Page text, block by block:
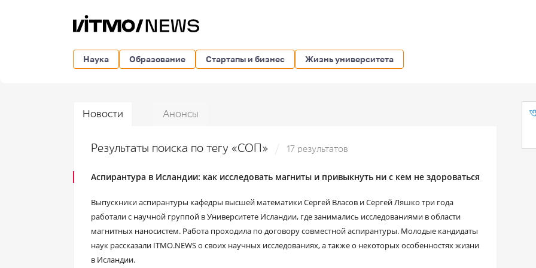
Наука Образование Стартапы и бизнес Жизнь университета
Новости Анонсы
Результаты поиска по тегу «СОП» 17 результатов
Аспирантура в Исландии: как исследовать магниты и привыкнуть ни с кем не здороваться
Выпускники аспирантуры кафедры высшей математики Сергей Власов и Сергей Ляшко три года
работали с научной группой в Университете Исландии, где занимались исследованиями в области
магнитных наносистем. Работа проходила по договору совместной аспирантуры. Молодые кандидаты
наук рассказали ITMO.NEWS о своих научных исследованиях, а также о некоторых особенностях жизни
в Исландии.